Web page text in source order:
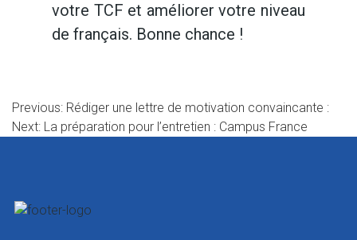
votre TCF et améliorer votre niveau
de français. Bonne chance !
Navigation
de
Previous: Rédiger une lettre de motivation convaincante :
Next: La préparation pour l’entretien : Campus France